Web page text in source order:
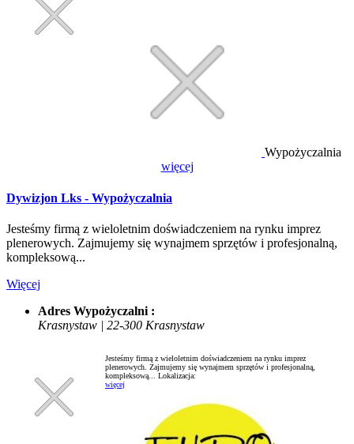
Wypożyczalnia
więcej
Dywizjon Lks - Wypożyczalnia
Jesteśmy firmą z wieloletnim doświadczeniem na rynku imprez
plenerowych. Zajmujemy się wynajmem sprzętów i profesjonalną,
kompleksową...
Więcej
Adres Wypożyczalni :
Krasnystaw | 22-300 Krasnystaw
Jesteśmy firmą z wieloletnim doświadczeniem na rynku imprez
plenerowych. Zajmujemy się wynajmem sprzętów i profesjonalną,
kompleksową... Lokalizacja:
więcej